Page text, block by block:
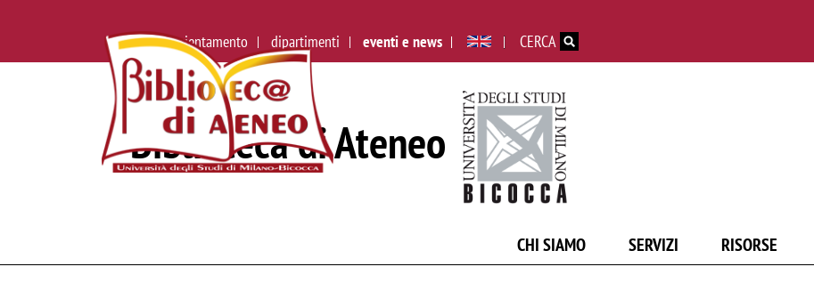
ateneo orientamento dipartimenti eventi e news CERCA
Biblioteca di Ateneo
CHI SIAMO SERVIZI RISORSE